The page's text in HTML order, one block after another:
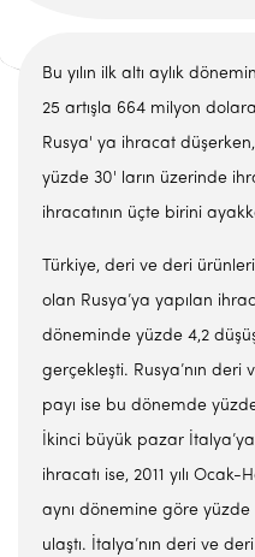
Bu yılın ilk altı aylık
25 artışla 664 milyon
Rusya' ya ihracat
yüzde 30' ların üzerinde
ihracatının üçte birini
Türkiye, deri ve deri
olan Rusya’ya yapılan
döneminde yüzde 4,2
gerçekleşti. Rusya’nın
payı ise bu dönemde
İkinci büyük pazar
ihracatı ise, 2011 yılı
aynı dönemine göre
ulaştı. İtalya’nın deri ve